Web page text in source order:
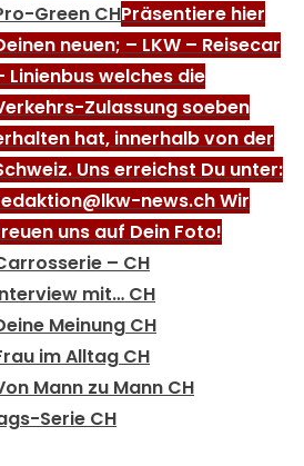
Green CHPräsentiere hier
neuen; – LKW – Reisecar
Linienbus welches die
Zulassung soeben
hat, innerhalb von der
Uns erreichst Du unter:
news.ch Wir
uns auf Dein Foto!
– CH
mit… CH
Meinung CH
im Alltag CH
Mann zu Mann CH
Serie CH